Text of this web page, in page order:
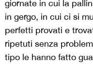
giornate in cui la
in gergo, in cui ci si
perfetti provati e
ripetuti senza
tipo le hanno fatto